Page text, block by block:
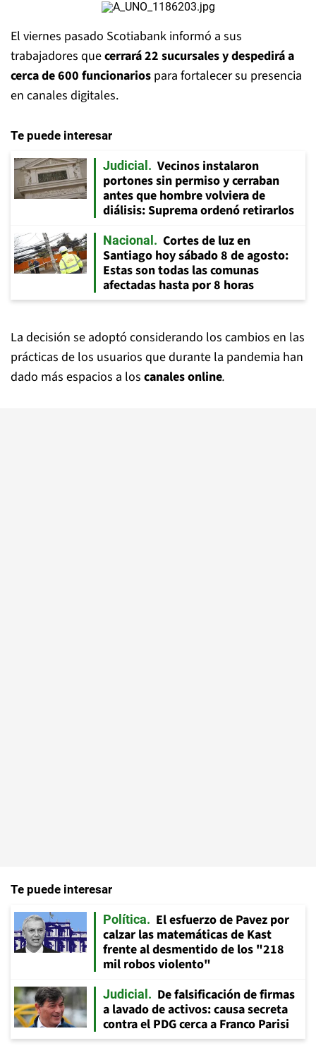
El viernes pasado Scotiabank informó a sus
trabajadores quecerrará 22 sucursales y despedirá a
cerca de 600 funcionarios para fortalecer su presencia
en canales digitales.
Te puede interesar
Judicial
Vecinos instalaron
portones sin permiso y cerraban
antes que hombre volviera de
diálisis: Suprema ordenó retirarlos
Nacional
Cortes de luz en
Santiago hoy sábado 8 de agosto:
Estas son todas las comunas
afectadas hasta por 8 horas
La decisión se adoptó considerando los cambios en las
prácticas de los usuarios que durante la pandemia han
dado más espacios a los canales online.
Te puede interesar
Política
El esfuerzo de Pavez por
calzar las matemáticas de Kast
frente al desmentido de los "218
mil robos violento"
Judicial
De falsificación de firmas
a lavado de activos: causa secreta
contra el PDG cerca a Franco Parisi